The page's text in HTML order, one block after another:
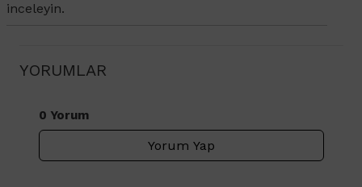
inceleyin.
YORUMLAR
0 Yorum
Yorum Yap